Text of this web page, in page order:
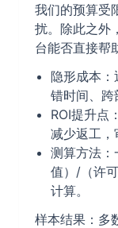
我们的预算受
扰。除此之外
台能否直接帮
隐形成本
错时间、跨
ROI提升点
减少返工，
测算方法
值）/（许
计算。
样本结果：多